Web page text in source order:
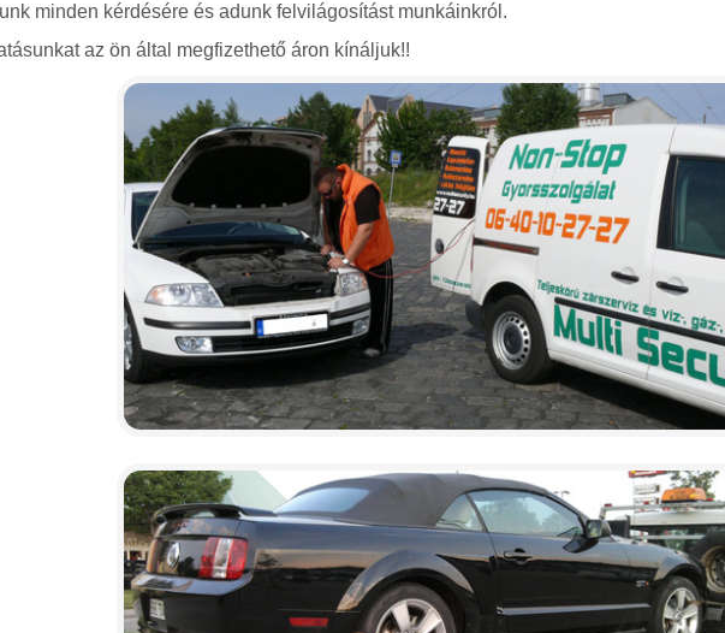
minden kérdésére és adunk felvilágosítást munkáinkról.
az ön által megfizethető áron kínáljuk!!